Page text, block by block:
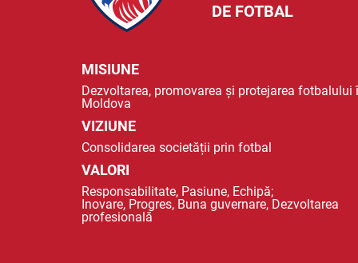
DE FOTBAL
MISIUNE
Dezvoltarea, promovarea și protejarea fotbalului
Moldova
VIZIUNE
Consolidarea societății prin fotbal
VALORI
Responsabilitate, Pasiune, Echipă;
Inovare, Progres, Buna guvernare, Dezvoltarea
profesională